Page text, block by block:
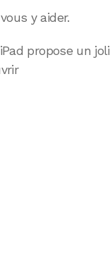
y aider.
propose un joli